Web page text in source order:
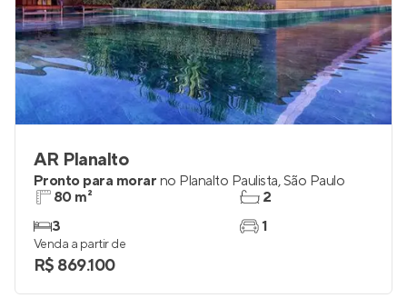
AR Planalto
Pronto para morar no Planalto Paulista,São Paulo
80 m²
3
2
1
Venda a partir de
R$ 869.100